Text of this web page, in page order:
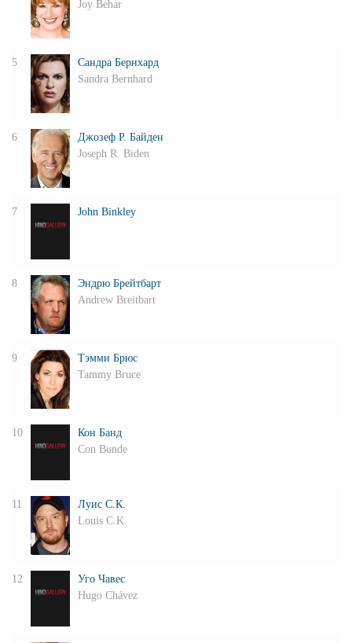
Joy Behar
5
Сандра Бернхард
Sandra Bernhard
6
Джозеф Р. Байден
Joseph R. Biden
7 John Binkley
8
Эндрю Брейтбарт
Andrew Breitbart
9
Тэмми Брюс
Tammy Bruce
10
Кон Банд
Con Bunde
11
Луис С.К.
Louis C.K.
12
Уго Чавес
Hugo Chávez